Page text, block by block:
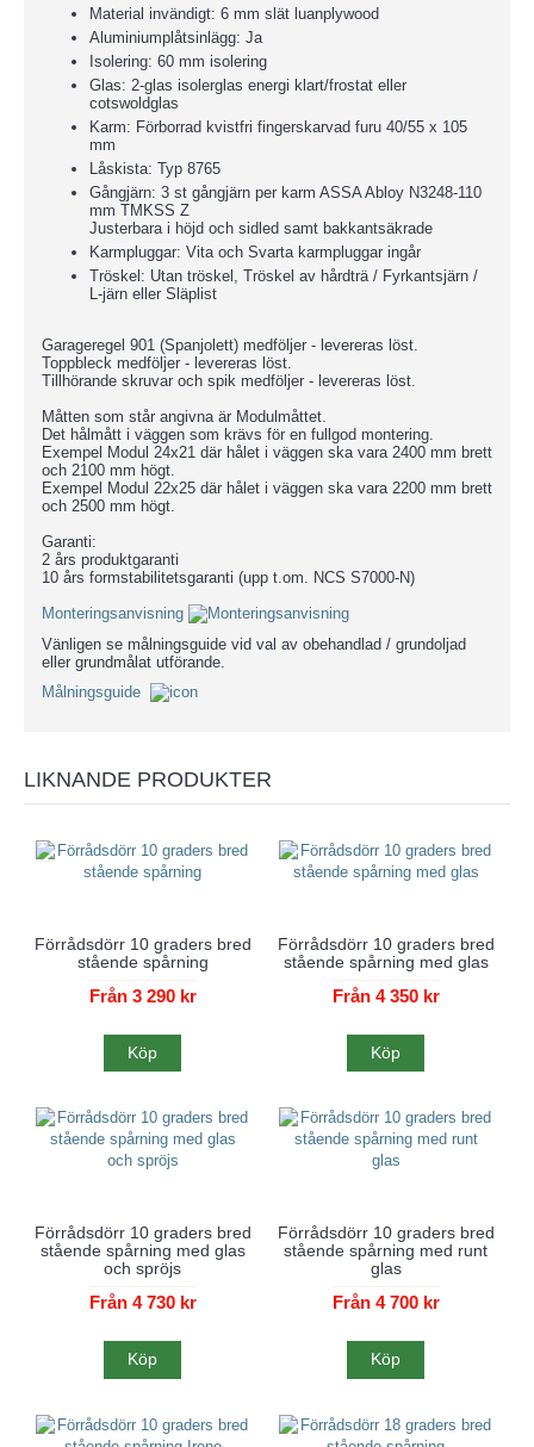
Material invändigt: 6 mm slät luanplywood
Aluminiumplåtsinlägg: Ja
Isolering: 60 mm isolering
Glas: 2-glas isolerglas energi klart/frostat eller
cotswoldglas
Karm: Förborrad kvistfri fingerskarvad furu 40/55 x 105
mm
Låskista: Typ 8765
Gångjärn: 3 st gångjärn per karm ASSA Abloy N3248-110
mm TMKSS Z
Justerbara i höjd och sidled samt bakkantsäkrade
Karmpluggar: Vita och Svarta karmpluggar ingår
Tröskel: Utan tröskel, Tröskel av hårdträ / Fyrkantsjärn /
L-järn eller Släplist
Garageregel 901 (Spanjolett) medföljer - levereras löst.
Toppbleck medföljer - levereras löst.
Tillhörande skruvar och spik medföljer - levereras löst.
Måtten som står angivna är Modulmåttet.
Det hålmått i väggen som krävs för en fullgod montering.
Exempel Modul 24x21 där hålet i väggen ska vara 2400 mm brett
och 2100 mm högt.
Exempel Modul 22x25 där hålet i väggen ska vara 2200 mm brett
och 2500 mm högt.
Garanti:
2 års produktgaranti
10 års formstabilitetsgaranti (upp t.om. NCS S7000-N)
Monteringsanvisning
Vänligen se målningsguide vid val av obehandlad / grundoljad
eller grundmålat utförande.
Målningsguide
LIKNANDE PRODUKTER
Förrådsdörr 10 graders bred
stående spårning
Från 3 290 kr
Köp
Förrådsdörr 10 graders bred
stående spårning med glas
Från 4 350 kr
Köp
Förrådsdörr 10 graders bred
stående spårning med glas
och spröjs
Från 4 730 kr
Köp
Förrådsdörr 10 graders bred
stående spårning med runt
glas
Från 4 700 kr
Köp